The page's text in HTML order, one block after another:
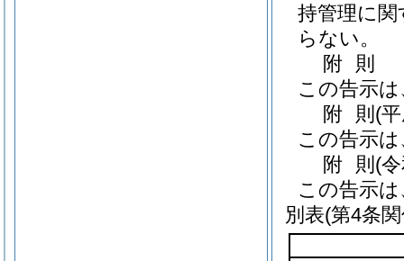
持管理に
らない。
附 則
この告示
附 則 (
この告示
附 則 (
この告示
別表(第4条